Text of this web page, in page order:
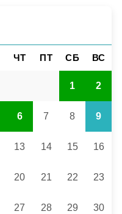
ЧТ ПТ СБ ВС
1 2
6 7 8 9
13 14 15 16
20 21 22 23
27 28 29 30